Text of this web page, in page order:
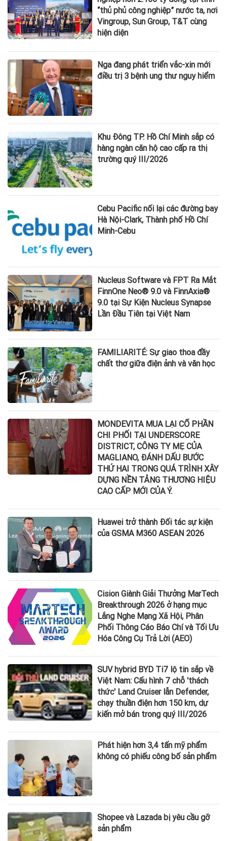
“thủ phủ công nghiệp” nước ta, nơi
Vingroup, Sun Group, T&T cùng
hiện diện
Nga đang phát triển vắc-xin mới
điều trị 3 bệnh ung thư nguy hiểm
Khu Đông TP. Hồ Chí Minh sắp có
hàng ngàn căn hộ cao cấp ra thị
trường quý III/2026
Cebu Pacific nối lại các đường bay
Hà Nội-Clark, Thành phố Hồ Chí
Minh-Cebu
Nucleus Software và FPT Ra Mắt
FinnOne Neo® 9.0 và FinnAxia®
9.0 tại Sự Kiện Nucleus Synapse
Lần Đầu Tiên tại Việt Nam
FAMILIARITÉ: Sự giao thoa đầy
chất thơ giữa điện ảnh và văn học
MONDEVITA MUA LẠI CỔ PHẦN
CHI PHỐI TẠI UNDERSCORE
DISTRICT, CÔNG TY MẸ CỦA
MAGLIANO, ĐÁNH DẤU BƯỚC
THỨ HAI TRONG QUÁ TRÌNH XÂY
DỰNG NỀN TẢNG THƯƠNG HIỆU
CAO CẤP MỚI CỦA Ý.
Huawei trở thành Đối tác sự kiện
của GSMA M360 ASEAN 2026
Cision Giành Giải Thưởng MarTech
Breakthrough 2026 ở hạng mục
Lắng Nghe Mạng Xã Hội, Phân
Phối Thông Cáo Báo Chí và Tối Ưu
Hóa Công Cụ Trả Lời (AEO)
SUV hybrid BYD Ti7 lộ tin sắp về
Việt Nam: Cấu hình 7 chỗ 'thách
thức' Land Cruiser lẫn Defender,
chạy thuần điện hơn 150 km, dự
kiến mở bán trong quý III/2026
Phát hiện hơn 3,4 tấn mỹ phẩm
không có phiếu công bố sản phẩm
Shopee và Lazada bị yêu cầu gỡ
sản phẩm